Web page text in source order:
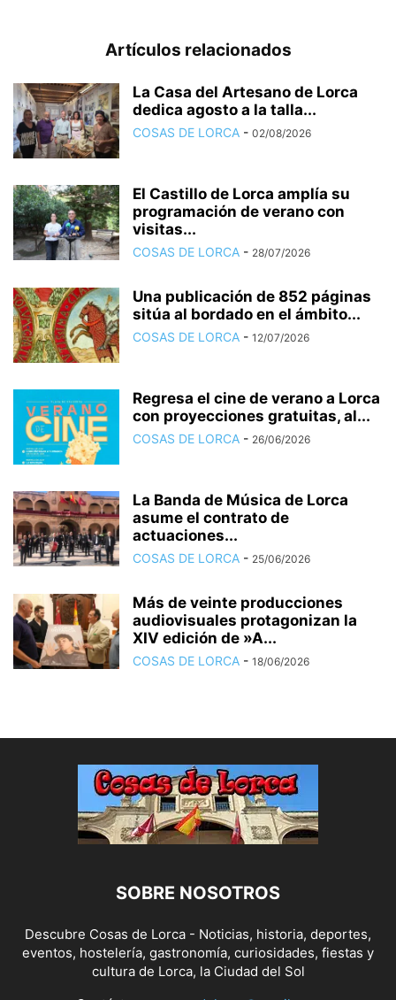
Artículos relacionados
La Casa del Artesano de Lorca
dedica agosto a la talla...
COSAS DE LORCA - 02/08/2026
El Castillo de Lorca amplía su
programación de verano con
visitas...
COSAS DE LORCA - 28/07/2026
Una publicación de 852 páginas
sitúa al bordado en el ámbito...
COSAS DE LORCA - 12/07/2026
Regresa el cine de verano a Lorca
con proyecciones gratuitas, al...
COSAS DE LORCA - 26/06/2026
La Banda de Música de Lorca
asume el contrato de
actuaciones...
COSAS DE LORCA - 25/06/2026
Más de veinte producciones
audiovisuales protagonizan la
XIV edición de »A...
COSAS DE LORCA - 18/06/2026
SOBRE NOSOTROS
Descubre Cosas de Lorca - Noticias, historia, deportes,
eventos, hostelería, gastronomía, curiosidades, fiestas y
cultura de Lorca, la Ciudad del Sol